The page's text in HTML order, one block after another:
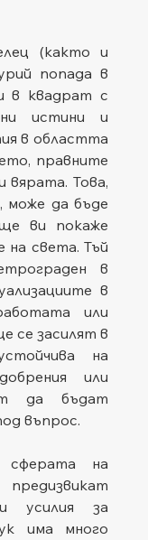
(както и
попада в
в квадрат с
истини и
в областта
правните
вярата. Това,
може да бъде
ви покаже
на света. Тъй
в
в
или
се засилят в
на
или
да бъдат
въпрос.
на
усилия за
има много